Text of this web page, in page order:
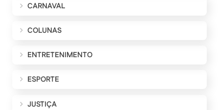
CARNAVAL
COLUNAS
ENTRETENIMENTO
ESPORTE
JUSTIÇA